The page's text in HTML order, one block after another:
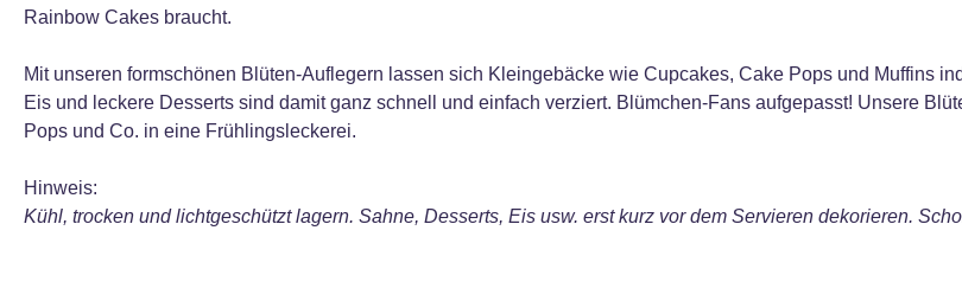
Rainbow Cakes braucht.
Mit unseren formschönen Blüten-Auflegern lassen sich Kleingebäcke wie Cupcakes, Cake Pops und Muffins
Eis und leckere Desserts sind damit ganz schnell und einfach verziert. Blümchen-Fans aufgepasst! Unsere
Pops und Co. in eine Frühlingsleckerei.
Hinweis:
Kühl, trocken und lichtgeschützt lagern. Sahne, Desserts, Eis usw. erst kurz vor dem Servieren dekorieren.